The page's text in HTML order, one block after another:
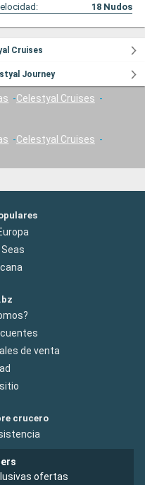
18 Nudos
Cruises
Journey
Celestyal Cruises
Celestyal Cruises
de venta
crucero
ofertas